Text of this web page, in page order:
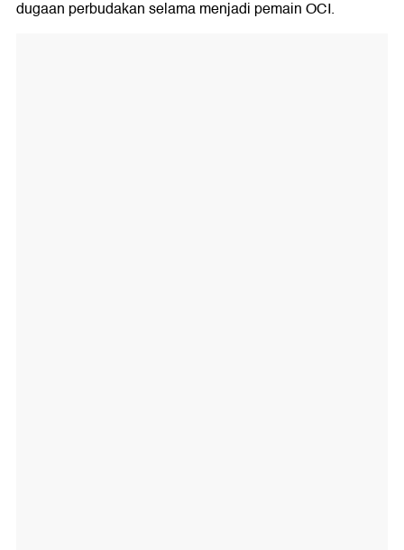
dugaan perbudakan selama menjadi pemain OCI.